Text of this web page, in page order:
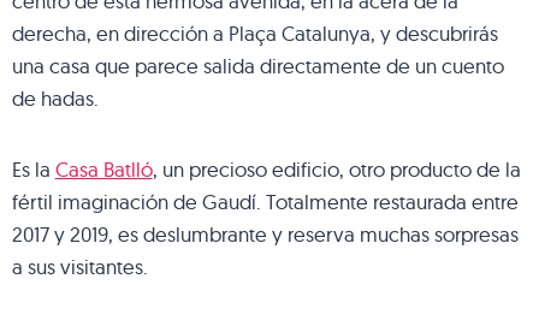
derecha, en dirección a Plaça Catalunya, y descubrirás
una casa que parece salida directamente de un cuento
de hadas.
Es la Casa Batlló, un precioso edificio, otro producto de la
fértil imaginación de Gaudí. Totalmente restaurada entre
2017 y 2019, es deslumbrante y reserva muchas sorpresas
a sus visitantes.